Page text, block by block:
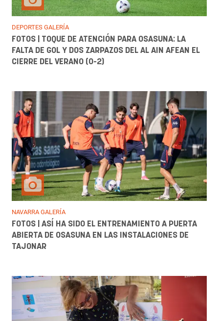
DEPORTES GALERÍA
FOTOS | TOQUE DE ATENCIÓN PARA OSASUNA: LA
FALTA DE GOL Y DOS ZARPAZOS DEL AL AIN AFEAN EL
CIERRE DEL VERANO (0-2)
NAVARRA GALERÍA
FOTOS | ASÍ HA SIDO EL ENTRENAMIENTO A PUERTA
ABIERTA DE OSASUNA EN LAS INSTALACIONES DE
TAJONAR